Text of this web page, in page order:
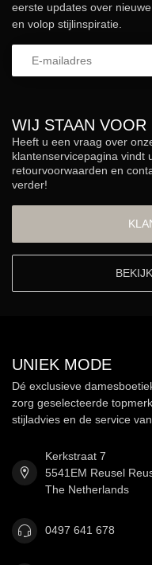
WIJ STAAN VOOR
Heeft u een vraag over
klantenservicepagina vindt
retourvoorwaarden en
verder!
eerste updates over
en volop stijlinspiratie.
UNIEK MODE
Dé exclusieve
zorg geselecteerde
stijladvies en de service
Kerkstraat 7
5541EM Reusel
The Netherlands
0497 641 678